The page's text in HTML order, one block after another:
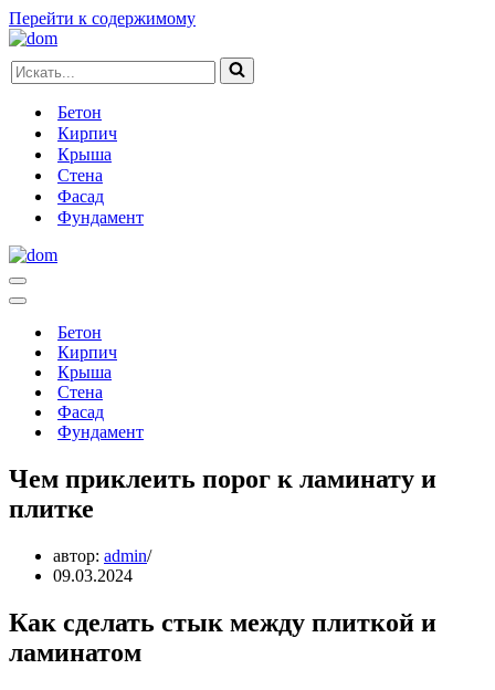
Перейти к содержимому
Искать...
Бетон
Кирпич
Крыша
Стена
Фасад
Фундамент
Меню
навигации
Меню
навигацииБетон
Кирпич
Крыша
Стена
Фасад
Фундамент
Чем приклеить порог к ламинату и
плитке
автор: admin
09.03.2024
Как сделать стык между плиткой и
ламинатом